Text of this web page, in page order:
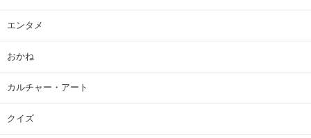
エンタメ
おかね
カルチャー・アート
クイズ